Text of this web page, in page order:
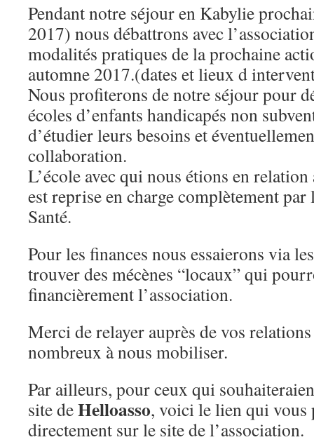
Pendant notre séjour en Kabylie
2017) nous débattrons avec
modalités pratiques de la prochaine
automne 2017.(dates et lieux d
Nous profiterons de notre séjour pour
écoles d’enfants handicapés non
d’étudier leurs besoins et
collaboration.
L’école avec qui nous étions en relation
est reprise en charge complètement
Santé.
Pour les finances nous essaierons via
trouver des mécènes “locaux” qui
financièrement l’association.
Merci de relayer auprès de vos
nombreux à nous mobiliser.
Par ailleurs, pour ceux qui
site deHelloasso, voici le lien qui vous
directement sur le site de l’association.